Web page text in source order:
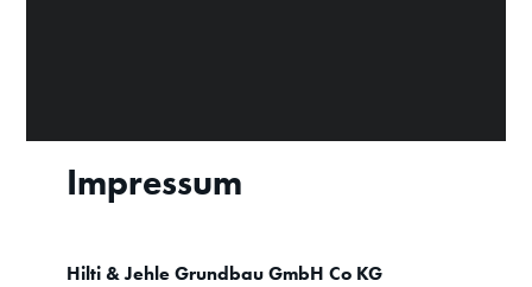
Impressum
Hilti & Jehle Grundbau GmbH Co KG